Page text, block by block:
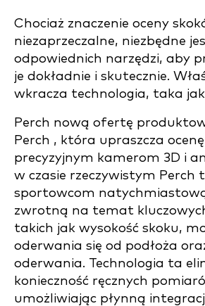
Chociaż znaczenie oceny
niezaprzeczalne, niezbędne
odpowiednich narzędzi, aby
je dokładnie i skutecznie.
wkracza technologia, taka jak
Perch nową ofertę
Perch , która upraszcza
precyzyjnym kamerom 3D i
w czasie rzeczywistym Perch
sportowcom
zwrotną na temat
takich jak wysokość skoku,
oderwania się od podłoża
oderwania. Technologia ta
konieczność ręcznych
umożliwiając płynną